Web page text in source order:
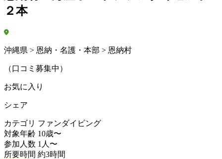
２本
沖縄県 > 恩納・名護・本部 > 恩納村
（口コミ募集中）
お気に入り
シェア
カテゴリ ファンダイビング
対象年齢 10歳〜
参加人数 1人〜
所要時間 約3時間